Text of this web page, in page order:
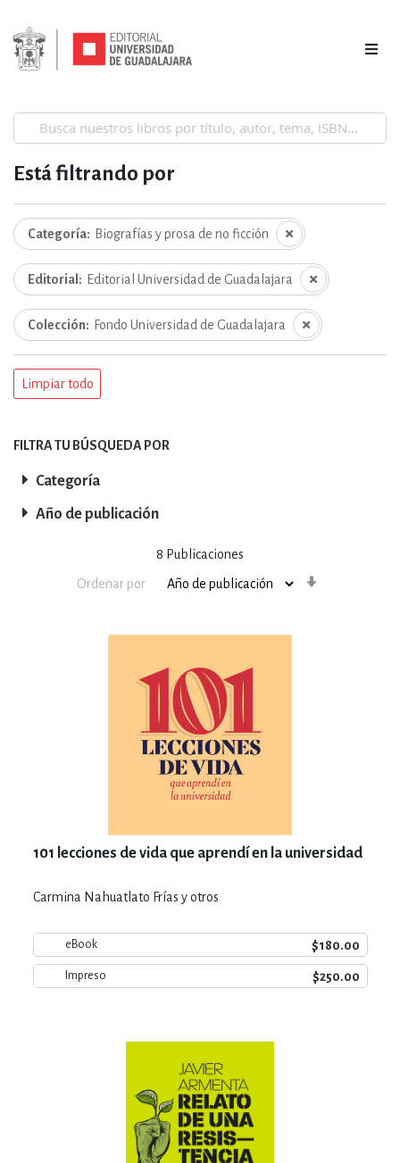
8 Publicaciones
Ordenar por
101 lecciones de vida que aprendí en la universidad
Carmina Nahuatlato Frías y otros
eBook $180.00
Impreso $250.00
Está filtrando por
Categoría Biografías y prosa de no ficción
Editorial Editorial Universidad de Guadalajara
Colección Fondo Universidad de Guadalajara
Limpiar todo
FILTRA TU BÚSQUEDA POR
Categoría
Año de publicación